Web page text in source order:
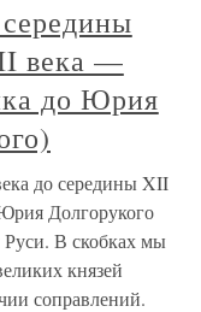
века —
до Юрия
до середины XII
Долгорукого
В скобках мы
князей
соправлений.